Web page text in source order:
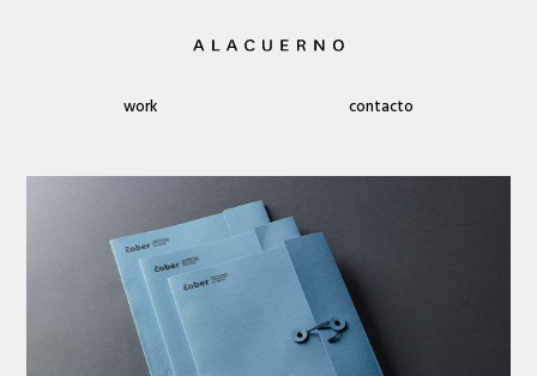
work contacto